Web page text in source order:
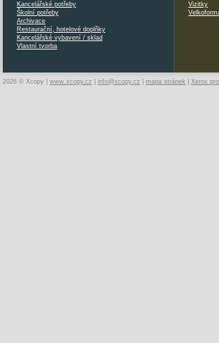
Kancelářské potřeby
Školní potřeby
Archivace
Restaurační, hotelové doplňky
Kancelářské vybavení / sklad
Vlastní tvorba
Vizitky
2026 © Xcopy | www.xcopy.cz info@xcopy.cz mapa stránek Xerox